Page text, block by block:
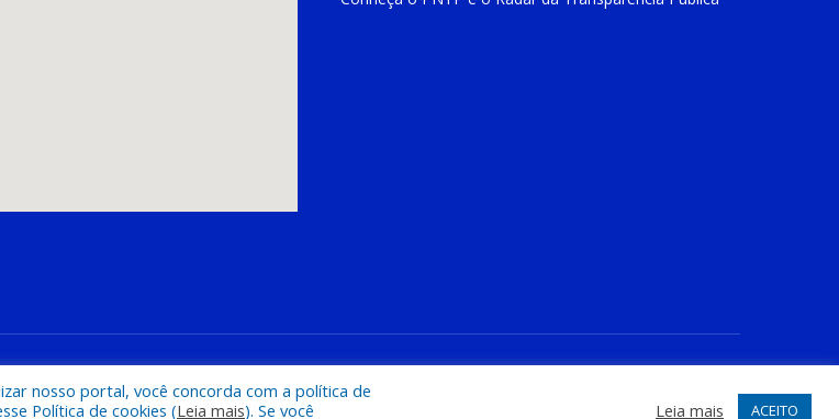
nosso portal, você concorda com a política de
Política de cookies (Leia mais). Se você Leia mais ACEITO